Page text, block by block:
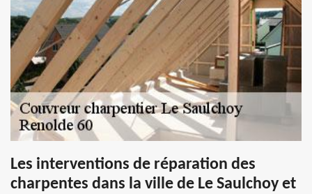
Les interventions de réparation des
charpentes dans la ville de Le Saulchoy et